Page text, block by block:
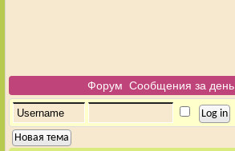
Форум Сообщения за день
Новая тема